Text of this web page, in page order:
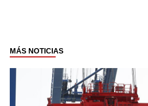
MÁS NOTICIAS
Page Page PagePage